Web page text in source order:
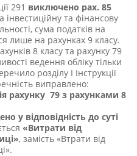
291 виключено рах. 85
інвестиційну та фінансову
сума податків на
лише на рахунках 9 класу.
8 класу та рахунку 79
ведення обліку тільки
розділу І Інструкції
виправлено:
рахунку 79 з рахунками 8
у відповідність до суті
«Витрати від
, замість «Втрати від